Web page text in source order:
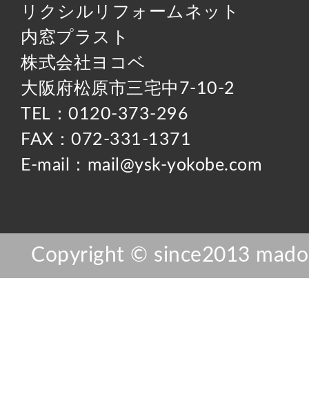
リクシルリフォームネット
内窓プラスト
株式会社ヨコベ
大阪府松原市三宅中7-10-2
TEL：0120-373-296
FAX：072-331-1371
E-mail：mail@ysk-yokobe.com
Copyright © since2013